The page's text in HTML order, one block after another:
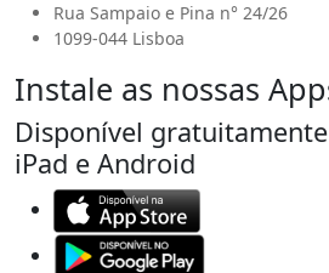
Rua Sampaio e Pina n° 24/26
1099-044 Lisboa
Instale as nossas
Disponível
iPad e Android